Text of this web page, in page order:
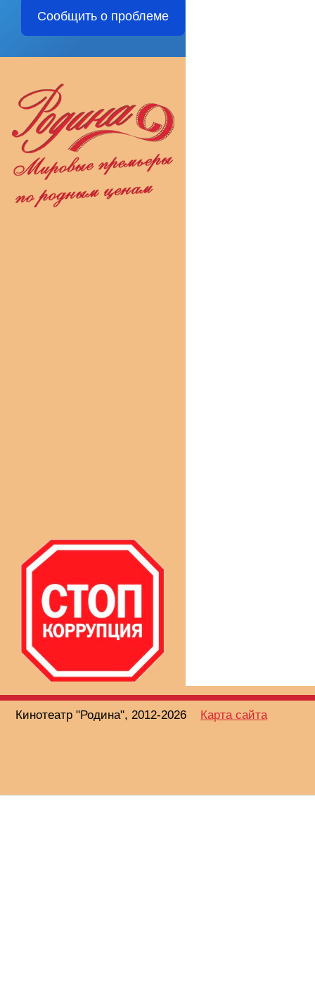
Сообщить о проблеме
Кинотеатр "Родина", 2012-2026 Карта сайта